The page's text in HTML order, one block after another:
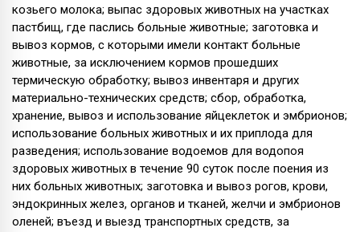
козьего молока; выпас здоровых животных на участках
пастбищ, где паслись больные животные; заготовка и
вывоз кормов, с которыми имели контакт больные
животные, за исключением кормов прошедших
термическую обработку; вывоз инвентаря и других
материально-технических средств; сбор, обработка,
хранение, вывоз и использование яйцеклеток и эмбрионов;
использование больных животных и их приплода для
разведения; использование водоемов для водопоя
здоровых животных в течение 90 суток после поения из
них больных животных; заготовка и вывоз рогов, крови,
эндокринных желез, органов и тканей, желчи и эмбрионов
оленей; въезд и выезд транспортных средств, за